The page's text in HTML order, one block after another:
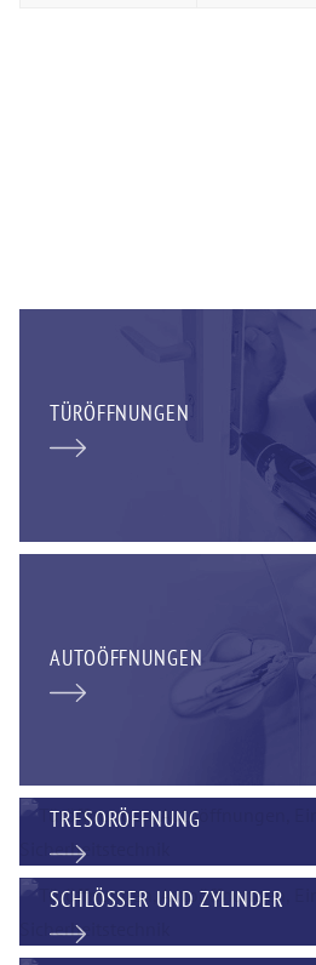
TÜRÖFFNUNGEN
AUTOÖFFNUNGEN
TRESORÖFFNUNG
SCHLÖSSER UND ZYLINDER